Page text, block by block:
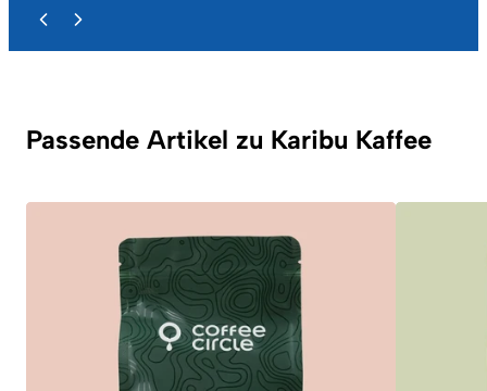
Passende Artikel zu Karibu Kaffee